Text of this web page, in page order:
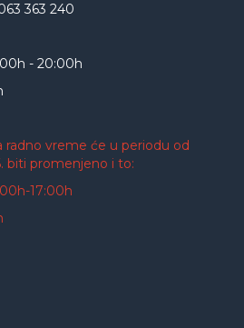
363 240
- 20:00h
vreme će u periodu od
biti promenjeno i to:
17:00h